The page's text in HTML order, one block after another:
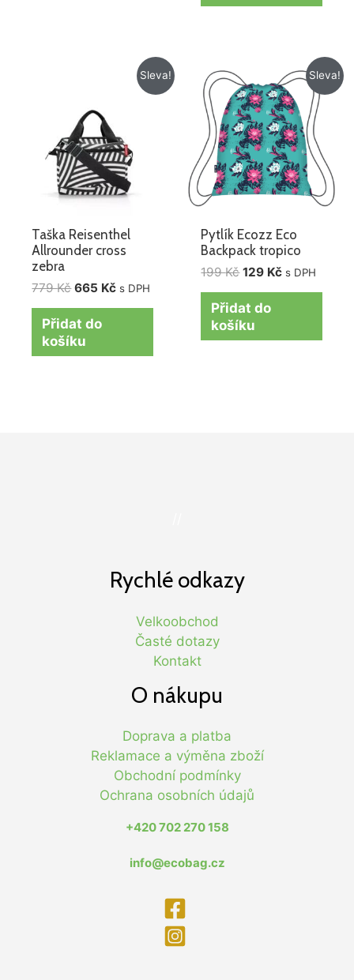
Sleva!
Taška Reisenthel
Allrounder cross
zebra
779Kč
779 Kč.
665 Kč
Aktuální
cena
s DPH
Přidat do
košíku
Sleva!
Pytlík Ecozz Eco
Backpack tropico
199Kč
Původní
cena
byla:
199 Kč.
129 Kč
Aktuální
cena
je:
129 Kč.
s DPH
Přidat do
košíku
Rychlé odkazy
Velkoobchod
Časté dotazy
Kontakt
O nákupu
Doprava a platba
Reklamace a výměna zboží
Obchodní podmínky
Ochrana osobních údajů
+420 702 270 158
info@ecobag.cz